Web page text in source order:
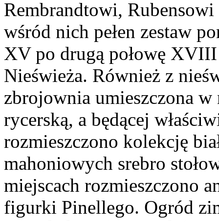
Rembrandtowi,
wśród nich pełen zestaw
XV po drugą połowę
Nieświeża. Również z
zbrojownia umieszczona
rycerską, a będącej
rozmieszczono kolekcję
mahoniowych srebro
miejscach rozmieszczono
figurki Pinellego. Ogród